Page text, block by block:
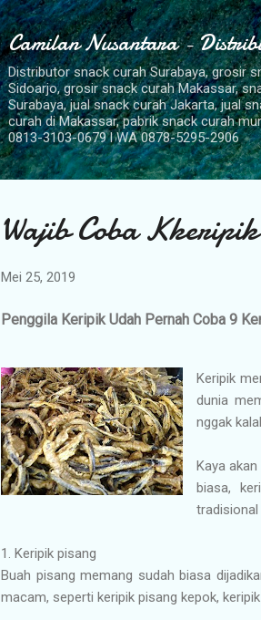
Camilan Nusantara -
Distributor snack curah Surabaya, grosir
Sidoarjo, grosir snack curah Makassar,
Surabaya, jual snack curah Jakarta, jual
curah di Makassar, pabrik snack curah
0813-3103-0679 l WA 0878-5295-2906
Wajib Coba
Mei 25, 2019
Penggila Keripik Udah Pernah Coba 9
Keripik
dunia
nggak
Kaya
biasa,
tradisional
1. Keripik pisang
Buah pisang memang sudah biasa
macam, seperti keripik pisang kepok,